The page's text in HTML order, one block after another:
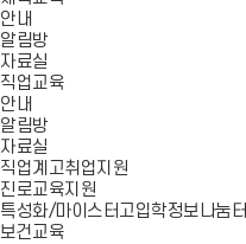
안내
알림방
자료실
직업교육
안내
알림방
자료실
직업계고취업지원
진로교육지원
특성화/마이스터고입학정보나눔터
보건교육